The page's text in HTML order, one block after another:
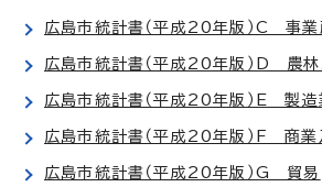
広島市統計書（平成20年版）C 事業
広島市統計書（平成20年版）D 農林
広島市統計書（平成20年版）E 製造
広島市統計書（平成20年版）F 商業
広島市統計書（平成20年版）G 貿易